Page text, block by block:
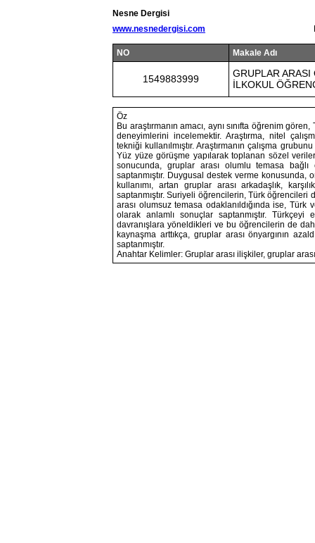
Nesne Dergisi
www.nesnedergisi.com
NO Makale Adı
1549883999
GRUPLAR
İLKOKUL
Öz
Bu araştırmanın amacı, aynı sınıfta öğrenim
deneyimlerini incelemektir. Araştırma, nitel
tekniği kullanılmıştır. Araştırmanın çalışma
Yüz yüze görüşme yapılarak toplanan sözel
sonucunda, gruplar arası olumlu temasa
saptanmıştır. Duygusal destek verme
kullanımı, artan gruplar arası arkadaşlık,
saptanmıştır. Suriyeli öğrencilerin, Türk
arası olumsuz temasa odaklanıldığında ise,
olarak anlamlı sonuçlar saptanmıştır.
davranışlara yöneldikleri ve bu öğrencilerin de
kaynaşma arttıkça, gruplar arası önyargının
saptanmıştır.
Anahtar Kelimler: Gruplar arası ilişkiler, gruplar